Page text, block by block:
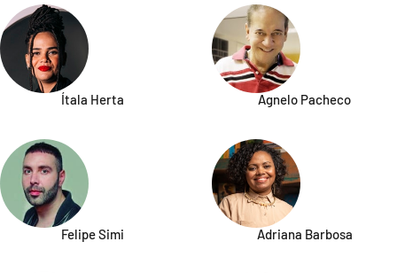
Ítala Herta Agnelo Pacheco
Felipe Simi Adriana Barbosa